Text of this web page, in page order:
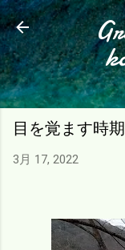
スキッ
目を覚ます時
3月 17, 2022